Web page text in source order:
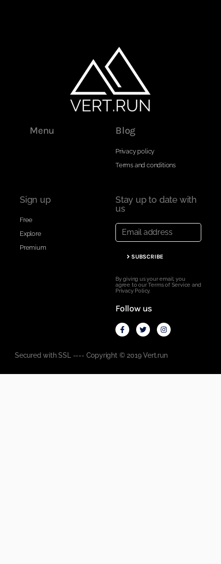
Menu Blog
Privacy policy
Terms and conditions
Sign up
Free
Explore
Premium
Stay up to date with
us
SUBSCRIBE
By giving us your email, you
agree to our Terms of Service and
Privacy Policy.
Follow us
Secured with SSL ---- Copyright © 2019 Vert.run